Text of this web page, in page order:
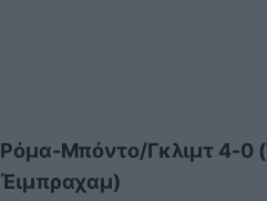
Ρόμα-Μπόντο/Γκλιμτ 4-0
Έιμπραχαμ)